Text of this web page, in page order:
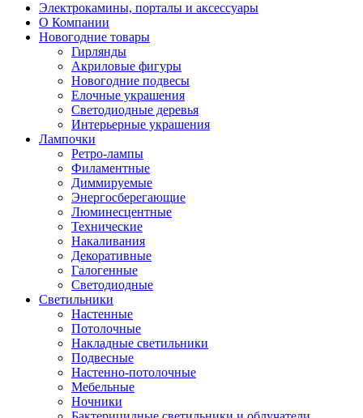
Электрокамины, порталы и аксессуары
О Компании
Новогодние товары
Гирлянды
Акриловые фигуры
Новогодние подвесы
Елочные украшения
Светодиодные деревья
Интерьерные украшения
Лампочки
Ретро-лампы
Филаментные
Диммируемые
Энергосберегающие
Люминесцентные
Технические
Накаливания
Декоративные
Галогенные
Светодиодные
Светильники
Настенные
Потолочные
Накладные светильники
Подвесные
Настенно-потолочные
Мебельные
Ночники